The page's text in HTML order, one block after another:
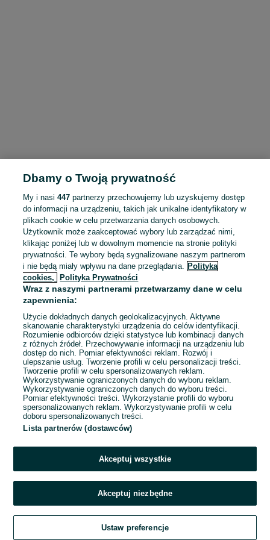
To ogłoszenie nie jest już dostępne
Przejdź na stronę główną
Dbamy o Twoją prywatność
My i nasi447 partnerzy przechowujemy lub uzyskujemy dostęp
do informacji na urządzeniu, takich jak unikalne identyfikatory w
plikach cookie w celu przetwarzania danych osobowych.
Użytkownik może zaakceptować wybory lub zarządzać nimi,
klikając poniżej lub w dowolnym momencie na stronie polityki
prywatności. Te wybory będą sygnalizowane naszym partnerom
i nie będą miały wpływu na dane przeglądania. Polityka
cookies,
Polityka Prywatności
Wraz z naszymi partnerami przetwarzamy dane w celu
zapewnienia:
Użycie dokładnych danych geolokalizacyjnych. Aktywne
skanowanie charakterystyki urządzenia do celów identyfikacji.
Rozumienie odbiorców dzięki statystyce lub kombinacji danych
z różnych źródeł. Przechowywanie informacji na urządzeniu lub
dostęp do nich. Pomiar efektywności reklam. Rozwój i
ulepszanie usług. Tworzenie profili w celu personalizacji treści.
Tworzenie profili w celu spersonalizowanych reklam.
Wykorzystywanie ograniczonych danych do wyboru reklam.
Wykorzystywanie ograniczonych danych do wyboru treści.
Pomiar efektywności treści. Wykorzystanie profili do wyboru
spersonalizowanych reklam. Wykorzystywanie profili w celu
doboru spersonalizowanych treści.
Lista partnerów (dostawców)
Akceptuj wszystkie
Akceptuj niezbędne
Ustaw preferencje